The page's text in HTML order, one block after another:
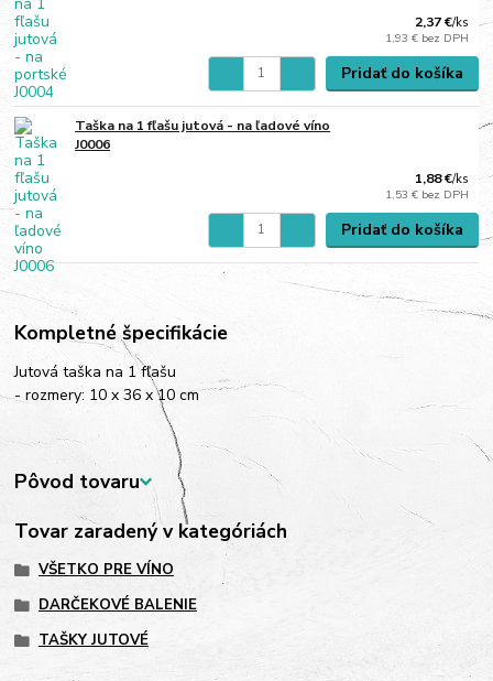
2,37 €/ks
1,93 € bez DPH
Pridať do košíka
Taška na 1 fľašu jutová - na ľadové víno
J0006
1,88 €/ks
1,53 € bez DPH
Pridať do košíka
Kompletné špecifikácie
Jutová taška na 1 fľašu
- rozmery: 10 x 36 x 10 cm
Pôvod tovaru
Tovar zaradený v kategóriách
VŠETKO PRE VÍNO
DARČEKOVÉ BALENIE
TAŠKY JUTOVÉ